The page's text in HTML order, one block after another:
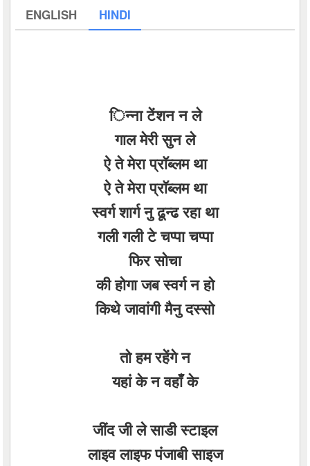
ENGLISH HINDI
िन्ना टेंशन न ले
गाल मेरी सुन ले
ऐ ते मेरा प्रॉब्लम था
ऐ ते मेरा प्रॉब्लम था
स्वर्ग शार्ग नु ढून्ढ रहा था
गली गली टे चप्पा चप्पा
फिर सोचा
की होगा जब स्वर्ग न हो
किथे जावांगी मैनु दस्सो
तो हम रहेंगे न
यहां के न वहाँ के
जींद जी ले साडी स्टाइल
लाइव लाइफ पंजाबी साइज